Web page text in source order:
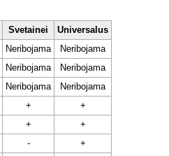
Svetainei
Universalus
Neribojama
Neribojama
Neribojama
Neribojama
Neribojama
Neribojama
+
+
+
+
-
+